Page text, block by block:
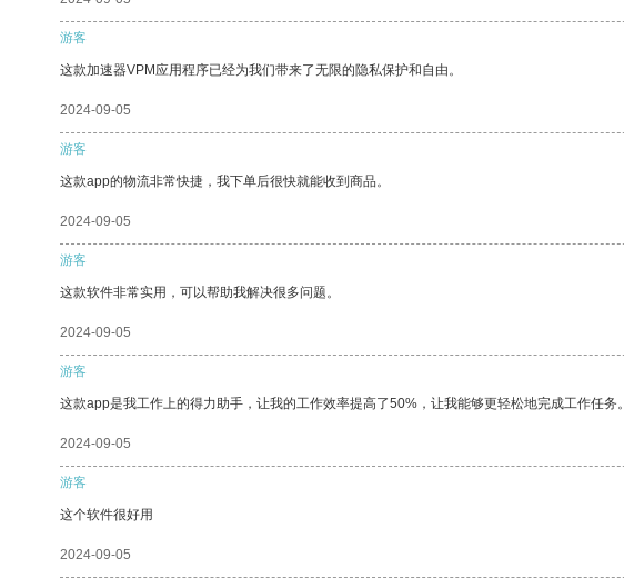
游客
这款加速器VPM应用程序已经为我们带来了无限的隐私保护和自由。
2024-09-05
游客
这款app的物流非常快捷，我下单后很快就能收到商品。
2024-09-05
游客
这款软件非常实用，可以帮助我解决很多问题。
2024-09-05
游客
这款app是我工作上的得力助手，让我的工作效率提高了50%，让我能够更轻松地完成工作任务。
2024-09-05
游客
这个软件很好用
2024-09-05